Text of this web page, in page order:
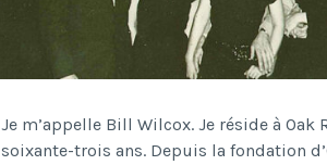
Je m’appelle Bill Wilcox. Je réside à Oak
soixante-trois ans. Depuis la fondation